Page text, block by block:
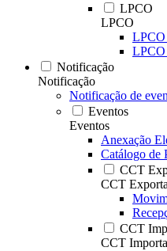
LPCO
LPCO
LPCO
LPCO
Notificação
Notificação
Notificação de
Eventos
Eventos
Anexação
Catálogo de
CCT
CCT
CCT
CCT